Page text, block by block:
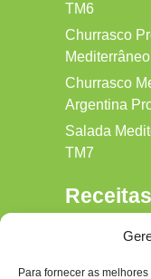
Para fornecer as
TM6
Churrasco
Mediterrâneo
Churrasco
Argentina
Salada
TM7